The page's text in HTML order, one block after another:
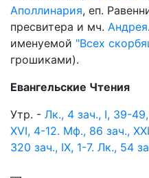
Аполлинария, еп.
пресвитера и мч. Андрея
именуемой "Всех
грошиками).
Евангельские Чтения
Утр. - Лк., 4 зач., I, 39-
XVI, 4-12. Мф., 86 зач.,
320 зач., IX, 1-7. Лк., 54